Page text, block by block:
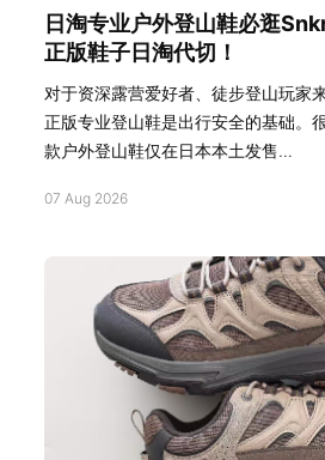
日淘专业户外登山鞋必逛
正版鞋子日淘代切！
对于资深露营爱好者、徒步登山玩家
正版专业登山鞋是出行安全的基础。
款户外登山鞋仅在日本本土发售...
07 Aug 2026